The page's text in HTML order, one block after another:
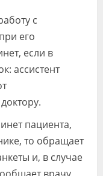
с
его
если в
ассистент
пациента,
то обращает
и, в случае